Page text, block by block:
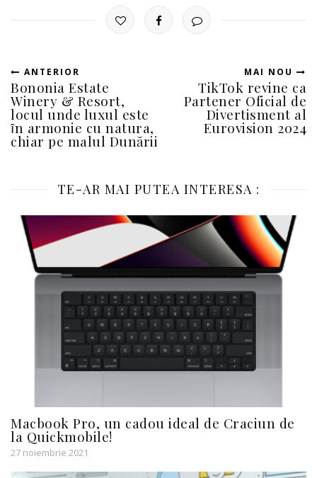
ANTERIOR
Bononia Estate
Winery & Resort,
locul unde luxul este
ȋn armonie cu natura,
chiar pe malul Dunării
MAI NOU
TikTok revine ca
Partener Oficial de
Divertisment al
Eurovision 2024
TE-AR MAI PUTEA INTERESA :
Macbook Pro, un cadou ideal de Craciun de
la Quickmobile!
27 noiembrie 2021